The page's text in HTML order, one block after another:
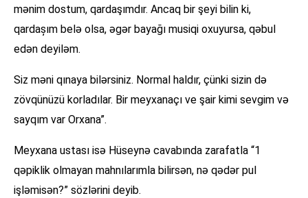
mənim dostum, qardaşımdır. Ancaq bir şeyi bilin ki,
qardașım belə olsa, əgər bayağı musiqi oxuyursa, qəbul
edən deyiləm.
Siz məni qınaya bilərsiniz. Normal haldır, çünki sizin də
zövqünüzü korladılar. Bir meyxanaçı ve şair kimi sevgim və
sayqım var Orxana”.
Meyxana ustası isə Hüseynə cavabında zarafatla “1
qəpiklik olmayan mahnılarımla bilirsən, nə qədər pul
işləmisən?” sözlərini deyib.